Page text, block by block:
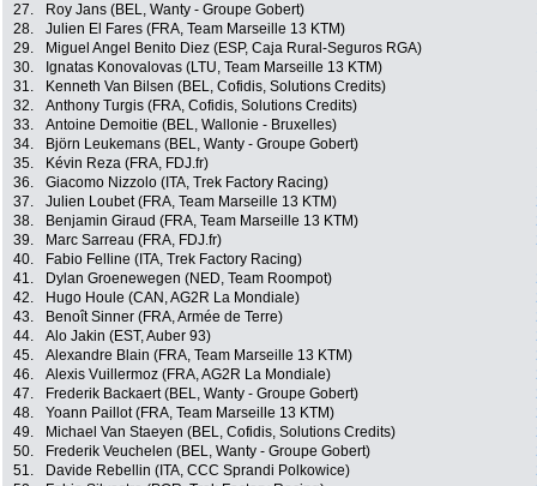
27.
Roy Jans (BEL, Wanty - Groupe Gobert)
28.
Julien El Fares (FRA, Team Marseille 13 KTM)
29.
Miguel Angel Benito Diez (ESP, Caja Rural-Seguros RGA)
30.
Ignatas Konovalovas (LTU, Team Marseille 13 KTM)
31.
Kenneth Van Bilsen (BEL, Cofidis, Solutions Credits)
32.
Anthony Turgis (FRA, Cofidis, Solutions Credits)
33.
Antoine Demoitie (BEL, Wallonie - Bruxelles)
34.
Björn Leukemans (BEL, Wanty - Groupe Gobert)
35.
Kévin Reza (FRA, FDJ.fr)
36.
Giacomo Nizzolo (ITA, Trek Factory Racing)
37.
Julien Loubet (FRA, Team Marseille 13 KTM)
38.
Benjamin Giraud (FRA, Team Marseille 13 KTM)
39.
Marc Sarreau (FRA, FDJ.fr)
40.
Fabio Felline (ITA, Trek Factory Racing)
41.
Dylan Groenewegen (NED, Team Roompot)
42.
Hugo Houle (CAN, AG2R La Mondiale)
43.
Benoît Sinner (FRA, Armée de Terre)
44.
Alo Jakin (EST, Auber 93)
45.
Alexandre Blain (FRA, Team Marseille 13 KTM)
46.
Alexis Vuillermoz (FRA, AG2R La Mondiale)
47.
Frederik Backaert (BEL, Wanty - Groupe Gobert)
48.
Yoann Paillot (FRA, Team Marseille 13 KTM)
49.
Michael Van Staeyen (BEL, Cofidis, Solutions Credits)
50.
Frederik Veuchelen (BEL, Wanty - Groupe Gobert)
51.
Davide Rebellin (ITA, CCC Sprandi Polkowice)